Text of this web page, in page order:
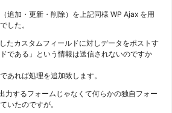
追加・更新・削除）を上記同様 WP Ajax を用
した。
たカスタムフィールドに対しデータをポストす
である」という情報は送信されないのですか
あれば処理を追加致します。
力するフォームじゃなくて何らかの独自フォー
いたのですが。